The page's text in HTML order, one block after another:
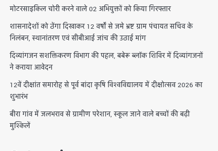
मोटरसाइकिल चोरी करने वाले 02 अभियुक्तों को किया गिरफ्तार
शासनादेशों को ठेंगा दिखाकर 12 वर्षों से जमे भ्रष्ट ग्राम पंचायत सचिव के
निलंबन, स्थानांतरण एवं सीबीआई जांच की उठाई मांग
दिव्यांगजन सशक्तिकरण विभाग की पहल, बबेरू ब्लॉक शिविर में दिव्यांगजनों
ने कराया आवेदन
12वें दीक्षांत समारोह से पूर्व बांदा कृषि विश्वविद्यालय में दीक्षोत्सव 2026 का
शुभारंभ
बीरा गांव में जलभराव से ग्रामीण परेशान, स्कूल जाने वाले बच्चों की बढ़ी
मुश्किलें